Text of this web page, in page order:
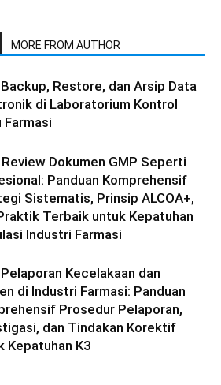
MORE FROM AUTHOR
Backup, Restore, dan Arsip Data
di Laboratorium Kontrol
Farmasi
Review Dokumen GMP Seperti
Panduan Komprehensif
Sistematis, Prinsip ALCOA+,
Terbaik untuk Kepatuhan
Industri Farmasi
Kecelakaan dan
di Industri Farmasi: Panduan
Prosedur Pelaporan,
dan Tindakan Korektif
Kepatuhan K3